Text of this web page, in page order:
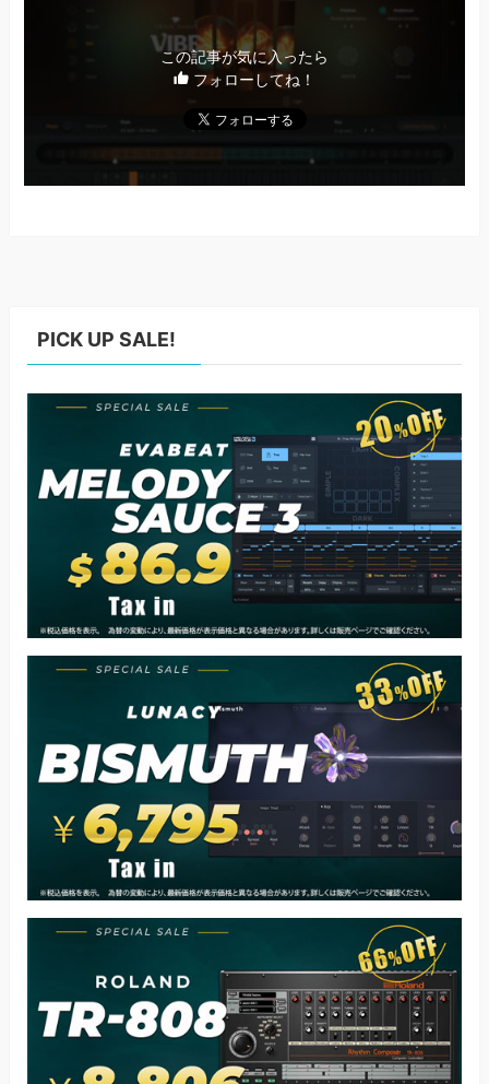
この記事が気に入ったら
フォローしてね！
PICK UP SALE!